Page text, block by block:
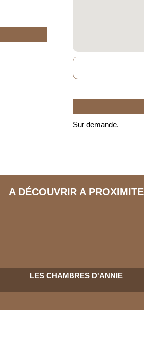
Sur demande.
A DÉCOUVRIR A PROXIMITE
LES CHAMBRES D'ANNIE